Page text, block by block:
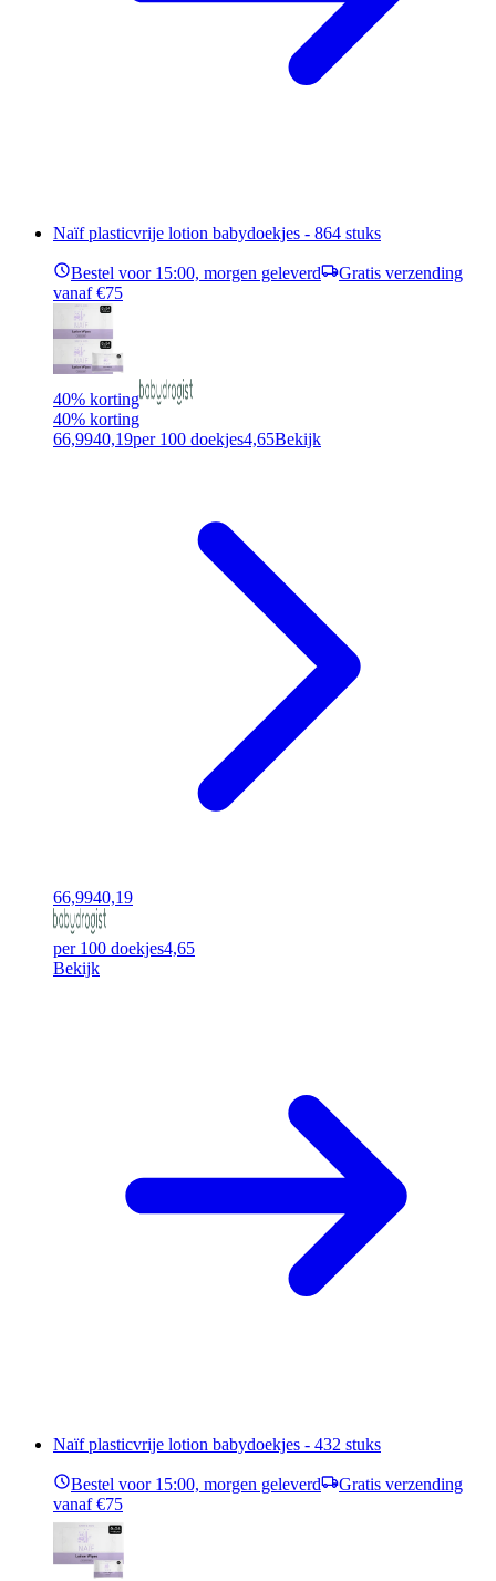
Naïf plasticvrije lotion babydoekjes - 864 stuks
Bestel voor 15:00, morgen geleverd
Gratis verzending
vanaf €75
40% korting
40% korting
66,9940,19per 100 doekjes4,65Bekijk
66,9940,19
per 100 doekjes4,65
Bekijk
Naïf plasticvrije lotion babydoekjes - 432 stuks
Bestel voor 15:00, morgen geleverd
Gratis verzending
vanaf €75